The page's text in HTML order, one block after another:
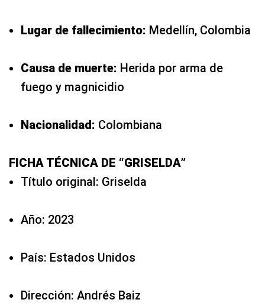
Lugar de fallecimiento: Medellín, Colombia
Causa de muerte: Herida por arma de
fuego y magnicidio
Nacionalidad: Colombiana
FICHA TÉCNICA DE “GRISELDA”
Título original: Griselda
Año: 2023
País: Estados Unidos
Dirección: Andrés Baiz